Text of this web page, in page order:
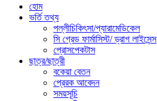
হোম
ভর্তি তথ্য
পল্লীচিকিৎসা/প্যারামেডিকেল
সি গ্রেড ফার্মাসিস্ট/ ড্রাগ লাইসেন্স
প্রোসপেকটাস
ছাত্র/ছাত্রী
বকেয়া বেতন
প্রেরক আবেদন
সময়সূচি